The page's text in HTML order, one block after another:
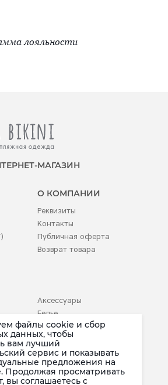
лояльности
МАГАЗИН
О КОМПАНИИ
Реквизиты
Контакты
Публичная оферта
Возврат товара
Аксессуары
Белье
Детское
файлы cookie и сбор
данных, чтобы
вам лучший
сервис и показывать
предложения на
Продолжая просматривать
вы соглашаетесь c